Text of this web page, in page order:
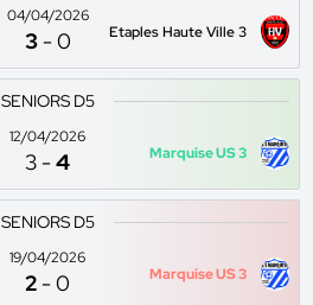
04/04/2026
3 -0 Etaples Haute Ville 3
SENIORS D5
12/04/2026
3 -4 Marquise US 3
SENIORS D5
19/04/2026
2 -0 Marquise US 3